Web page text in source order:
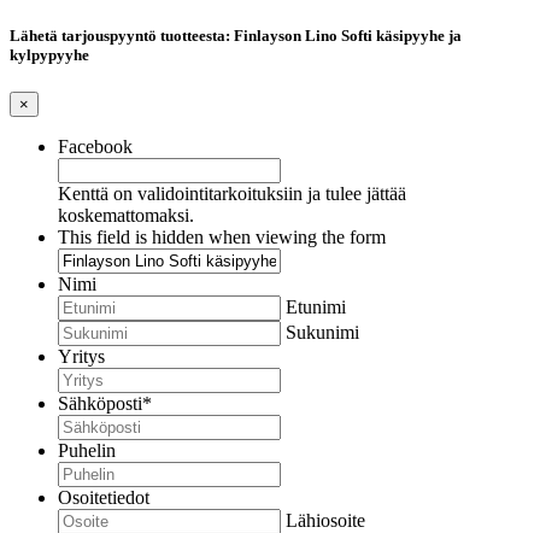
Lähetä tarjouspyyntö tuotteesta: Finlayson Lino Softi käsipyyhe ja
kylpypyyhe
×
Facebook
Kenttä on validointitarkoituksiin ja tulee jättää
koskemattomaksi.
This field is hidden when viewing the form
Nimi
Etunimi
Sukunimi
Yritys
Sähköposti*
Puhelin
Osoitetiedot
Lähiosoite